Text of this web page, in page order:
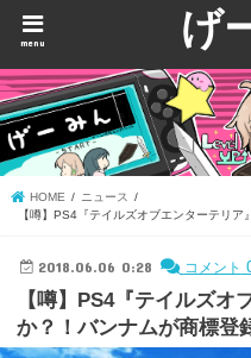
げ
menu
HOME
ニュース
【噂】PS4『テイルズオブエンターテリ
2018.06.06 0:28 コメント
【噂】PS4『テイルズ
か？！バンナムが商標登